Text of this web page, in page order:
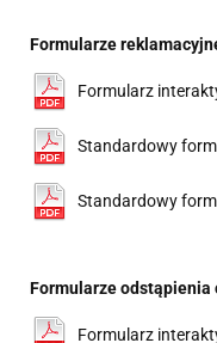
Formularze
Formularz
Standardowy
Standardowy
Formularze odstąpienia
Formularz